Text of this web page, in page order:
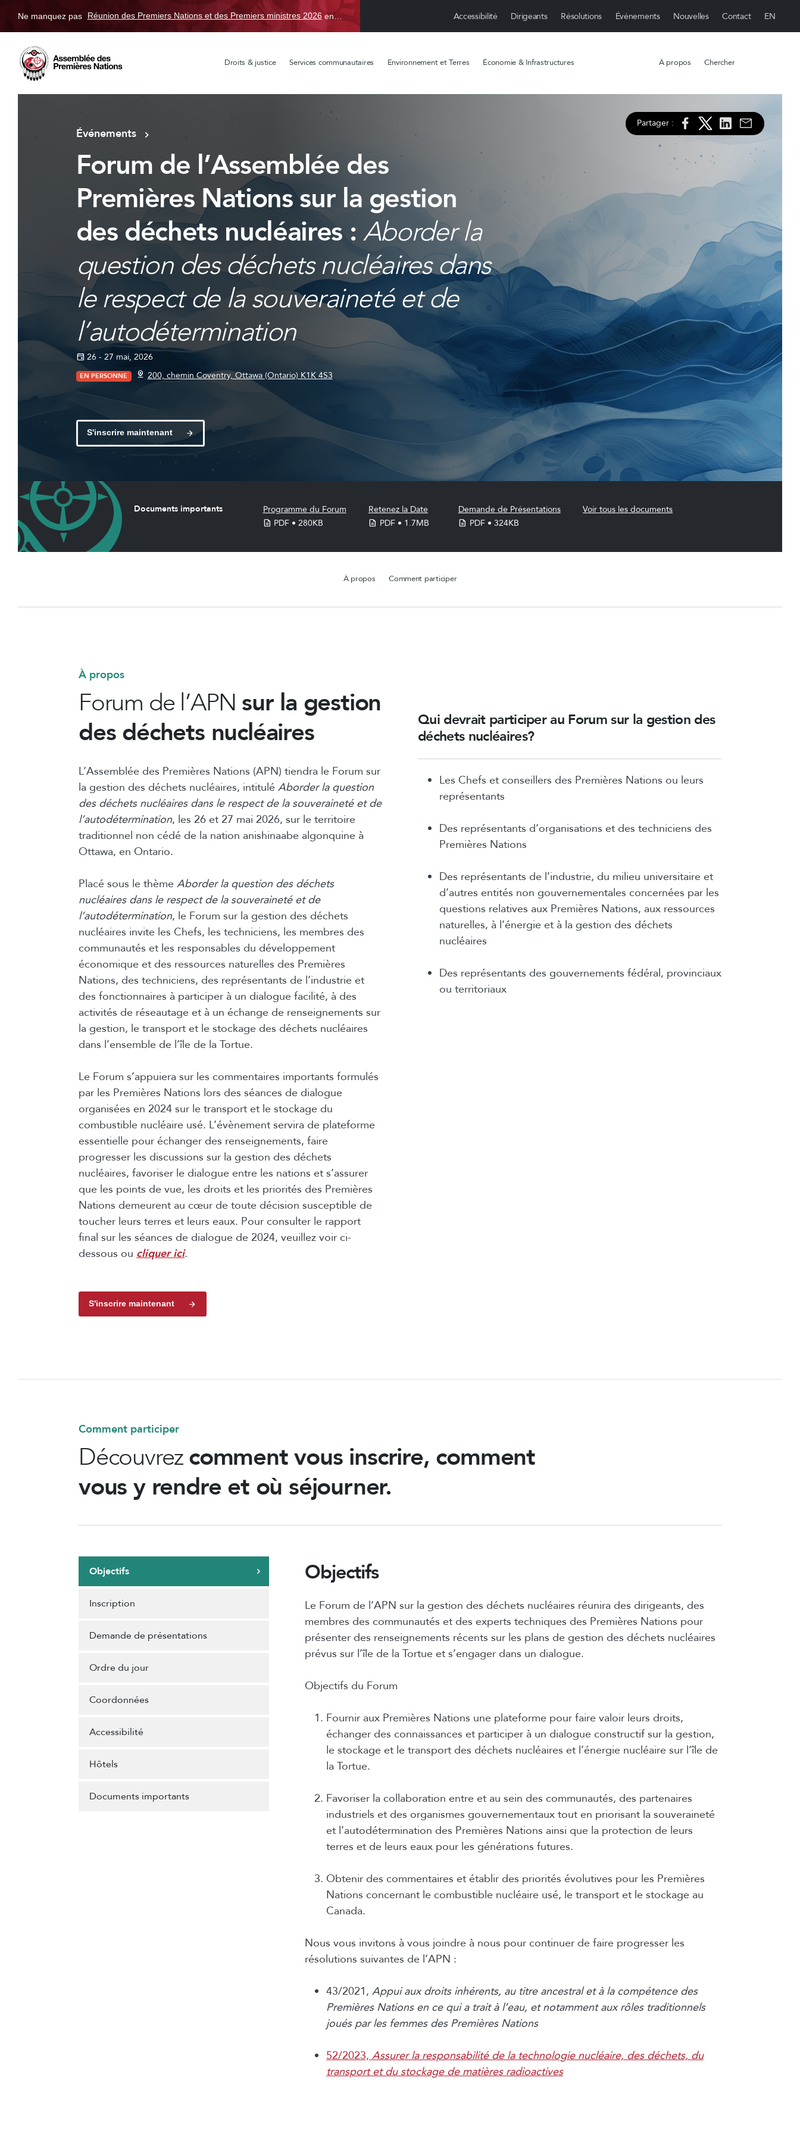
Ne manquez pas Réunion des Premiers Nations et des Premiers ministres 2026en TBD, du 15 avr. au 1 sept. Accessibilité Dirigeants Résolutions Événements Nouvelles Contact
Droits & justice Services communautaires Environnement et Terres Économie & Infrastructures À propos Chercher
Partager :
Événements
Forum de l’Assemblée des
Premières Nations sur la gestion
des déchets nucléaires :Aborder la
question des déchets nucléaires dans
le respect de la souveraineté et de
l’autodétermination
26 - 27 mai, 2026
EN PERSONNE 200, chemin Coventry, Ottawa (Ontario) K1K 4S3
S'inscrire maintenant
Documents importants
Programme du Forum
PDF • 280KB
Retenez la Date
PDF • 1.7MB
Demande de Présentations
PDF • 324KB
Voir tous les documents
À propos Comment participer
À propos
Forum de l’APN sur la gestion
des déchets nucléaires
L’Assemblée des Premières Nations (APN) tiendra le Forum sur
la gestion des déchets nucléaires, intitulé Aborder la question
des déchets nucléaires dans le respect de la souveraineté et de
l’autodétermination, les 26 et 27 mai 2026, sur le territoire
traditionnel non cédé de la nation anishinaabe algonquine à
Ottawa, en Ontario.
Placé sous le thème Aborder la question des déchets
nucléaires dans le respect de la souveraineté et de
l’autodétermination, le Forum sur la gestion des déchets
nucléaires invite les Chefs, les techniciens, les membres des
communautés et les responsables du développement
économique et des ressources naturelles des Premières
Nations, des techniciens, des représentants de l’industrie et
des fonctionnaires à participer à un dialogue facilité, à des
activités de réseautage et à un échange de renseignements sur
la gestion, le transport et le stockage des déchets nucléaires
dans l’ensemble de l’île de la Tortue.
Le Forum s’appuiera sur les commentaires importants formulés
par les Premières Nations lors des séances de dialogue
organisées en 2024 sur le transport et le stockage du
combustible nucléaire usé. L’évènement servira de plateforme
essentielle pour échanger des renseignements, faire
progresser les discussions sur la gestion des déchets
nucléaires, favoriser le dialogue entre les nations et s’assurer
que les points de vue, les droits et les priorités des Premières
Nations demeurent au cœur de toute décision susceptible de
toucher leurs terres et leurs eaux. Pour consulter le rapport
final sur les séances de dialogue de 2024, veuillez voir ci-
dessous ou cliquer ici.
S'inscrire maintenant
Qui devrait participer au Forum sur la gestion des
déchets nucléaires?
Les Chefs et conseillers des Premières Nations ou leurs
représentants
Des représentants d’organisations et des techniciens des
Premières Nations
Des représentants de l’industrie, du milieu universitaire et
d’autres entités non gouvernementales concernées par les
questions relatives aux Premières Nations, aux ressources
naturelles, à l’énergie et à la gestion des déchets
nucléaires
Des représentants des gouvernements fédéral, provinciaux
ou territoriaux
Comment participer
Découvrezcomment vous inscrire, comment
vous y rendre et où séjourner.
Objectifs chevron_right
Inscription
Demande de présentations
Ordre du jour
Coordonnées
Accessibilité
Hôtels
Documents importants
Objectifs
Le Forum de l’APN sur la gestion des déchets nucléaires réunira des dirigeants, des
membres des communautés et des experts techniques des Premières Nations pour
présenter des renseignements récents sur les plans de gestion des déchets nucléaires
prévus sur l’île de la Tortue et s’engager dans un dialogue.
Objectifs du Forum
Fournir aux Premières Nations une plateforme pour faire valoir leurs droits,
échanger des connaissances et participer à un dialogue constructif sur la gestion,
le stockage et le transport des déchets nucléaires et l’énergie nucléaire sur l’île de
la Tortue.
Favoriser la collaboration entre et au sein des communautés, des partenaires
industriels et des organismes gouvernementaux tout en priorisant la souveraineté
et l’autodétermination des Premières Nations ainsi que la protection de leurs
terres et de leurs eaux pour les générations futures.
Obtenir des commentaires et établir des priorités évolutives pour les Premières
Nations concernant le combustible nucléaire usé, le transport et le stockage au
Canada.
Nous vous invitons à vous joindre à nous pour continuer de faire progresser les
résolutions suivantes de l’APN :
43/2021, Appui aux droits inhérents, au titre ancestral et à la compétence des
Premières Nations en ce qui a trait à l’eau, et notamment aux rôles traditionnels
joués par les femmes des Premières Nations
52/2023,Assurer la responsabilité de la technologie nucléaire, des déchets, du
transport et du stockage de matières radioactives